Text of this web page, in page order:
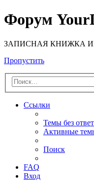
Форум
ЗАПИСНАЯ КНИЖКА
Пропустить
Ссылки
Темы без
Активные
Поиск
FAQ
Вход